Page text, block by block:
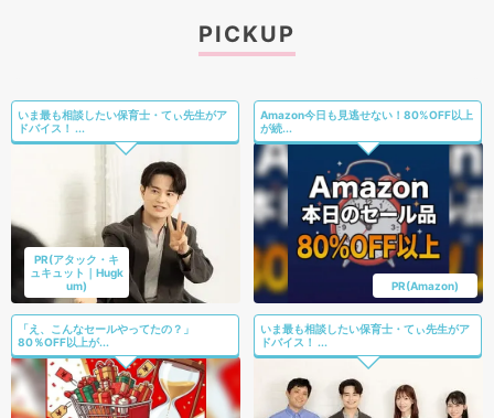
PICKUP
いま最も相談したい保育士・てぃ先生がア
ドバイス！ ...
PR(アタック・キ
ュキュット｜Hugk
um)
Amazon今日も見逃せない！80%OFF以上
が続...
PR(Amazon)
「え、こんなセールやってたの？」
80％OFF以上が...
いま最も相談したい保育士・てぃ先生がア
ドバイス！ ...